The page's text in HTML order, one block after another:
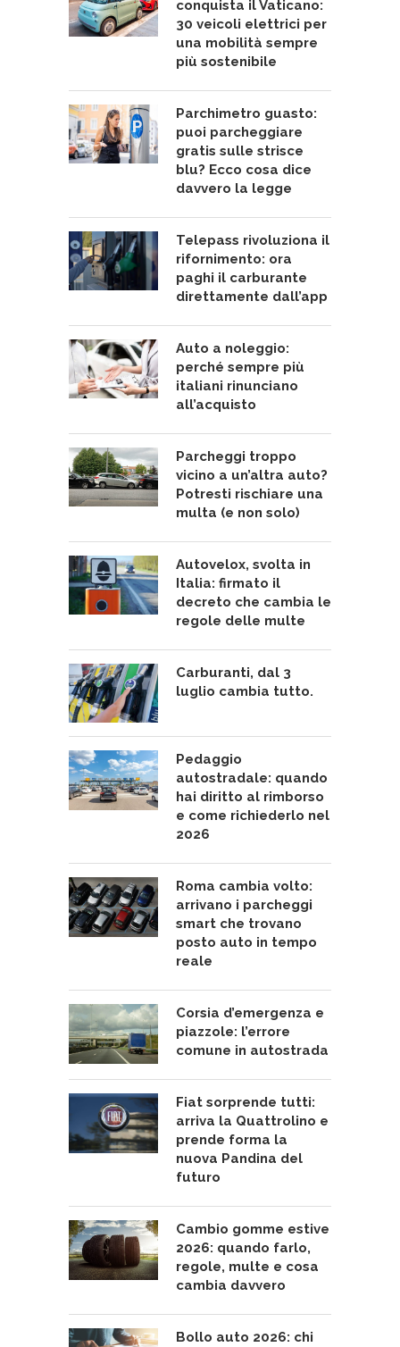
conquista il Vaticano:
30 veicoli elettrici per
una mobilità sempre
più sostenibile
Parchimetro guasto:
puoi parcheggiare
gratis sulle strisce
blu? Ecco cosa dice
davvero la legge
Telepass rivoluziona il
rifornimento: ora
paghi il carburante
direttamente dall’app
Auto a noleggio:
perché sempre più
italiani rinunciano
all’acquisto
Parcheggi troppo
vicino a un’altra auto?
Potresti rischiare una
multa (e non solo)
Autovelox, svolta in
Italia: firmato il
decreto che cambia le
regole delle multe
Carburanti, dal 3
luglio cambia tutto.
Pedaggio
autostradale: quando
hai diritto al rimborso
e come richiederlo nel
2026
Roma cambia volto:
arrivano i parcheggi
smart che trovano
posto auto in tempo
reale
Corsia d’emergenza e
piazzole: l’errore
comune in autostrada
Fiat sorprende tutti:
arriva la Quattrolino e
prende forma la
nuova Pandina del
futuro
Cambio gomme estive
2026: quando farlo,
regole, multe e cosa
cambia davvero
Bollo auto 2026: chi